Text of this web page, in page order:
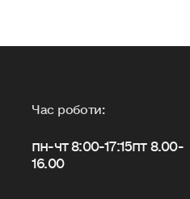
Час роботи:
пн-чт 8:00-17:15пт 8.00-
16.00